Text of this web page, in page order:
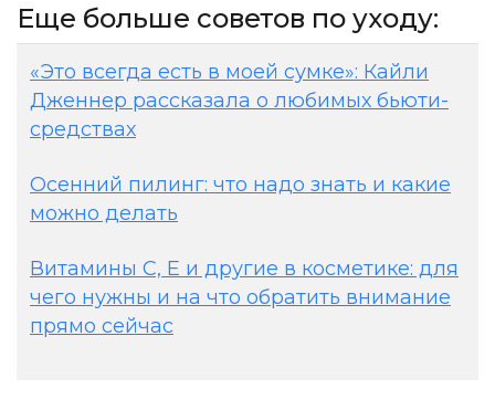
Еще больше советов по уходу:
«Это всегда есть в моей сумке»: Кайли
Дженнер рассказала о любимых бьюти-
средствах
Осенний пилинг: что надо знать и какие
можно делать
Витамины С, Е и другие в косметике: для
чего нужны и на что обратить внимание
прямо сейчас